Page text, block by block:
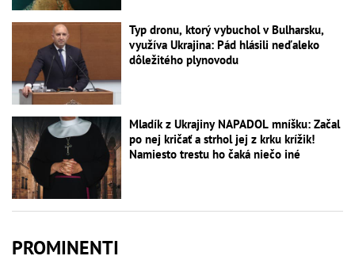
Typ dronu, ktorý vybuchol v Bulharsku,
využíva Ukrajina: Pád hlásili neďaleko
dôležitého plynovodu
Mladík z Ukrajiny NAPADOL mníšku: Začal
po nej kričať a strhol jej z krku krížik!
Namiesto trestu ho čaká niečo iné
PROMINENTI